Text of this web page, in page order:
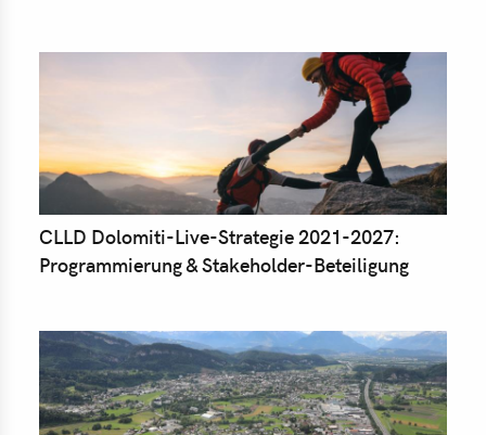
CLLD Dolomiti-Live-Strategie 2021-2027:
Programmierung & Stakeholder-Beteiligung